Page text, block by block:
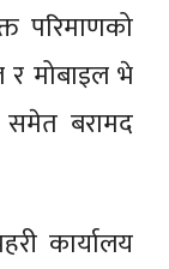
परिमाणको
र मोबाइल भे
बरामद
कार्यालय